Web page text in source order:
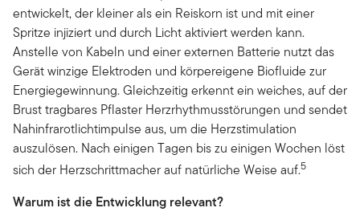
entwickelt, der kleiner als ein Reiskorn ist und mit einer
Spritze injiziert und durch Licht aktiviert werden kann.
Anstelle von Kabeln und einer externen Batterie nutzt das
Gerät winzige Elektroden und körpereigene Biofluide zur
Energiegewinnung. Gleichzeitig erkennt ein weiches, auf der
Brust tragbares Pflaster Herzrhythmusstörungen und sendet
Nahinfrarotlichtimpulse aus, um die Herzstimulation
auszulösen. Nach einigen Tagen bis zu einigen Wochen löst
sich der Herzschrittmacher auf natürliche Weise auf.5
Warum ist die Entwicklung relevant?